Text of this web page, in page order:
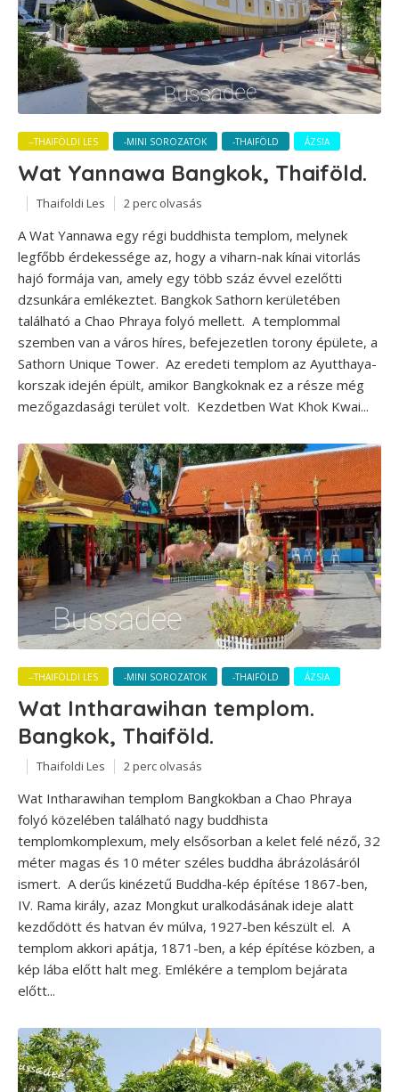
--THAIFÖLDI LES -MINI SOROZATOK -THAIFÖLD ÁZSIA
Wat Yannawa Bangkok, Thaiföld.
Thaifoldi Les 2 perc olvasás
A Wat Yannawa egy régi buddhista templom, melynek
legfőbb érdekessége az, hogy a viharn-nak kínai vitorlás
hajó formája van, amely egy több száz évvel ezelőtti
dzsunkára emlékeztet. Bangkok Sathorn kerületében
található a Chao Phraya folyó mellett. A templommal
szemben van a város híres, befejezetlen torony épülete, a
Sathorn Unique Tower. Az eredeti templom az Ayutthaya-
korszak idején épült, amikor Bangkoknak ez a része még
mezőgazdasági terület volt. Kezdetben Wat Khok Kwai...
--THAIFÖLDI LES -MINI SOROZATOK -THAIFÖLD ÁZSIA
Wat Intharawihan templom.
Bangkok, Thaiföld.
Thaifoldi Les 2 perc olvasás
Wat Intharawihan templom Bangkokban a Chao Phraya
folyó közelében található nagy buddhista
templomkomplexum, mely elsősorban a kelet felé néző, 32
méter magas és 10 méter széles buddha ábrázolásáról
ismert. A derűs kinézetű Buddha-kép építése 1867-ben,
IV. Rama király, azaz Mongkut uralkodásának ideje alatt
kezdődött és hatvan év múlva, 1927-ben készült el. A
templom akkori apátja, 1871-ben, a kép építése közben, a
kép lába előtt halt meg. Emlékére a templom bejárata
előtt...